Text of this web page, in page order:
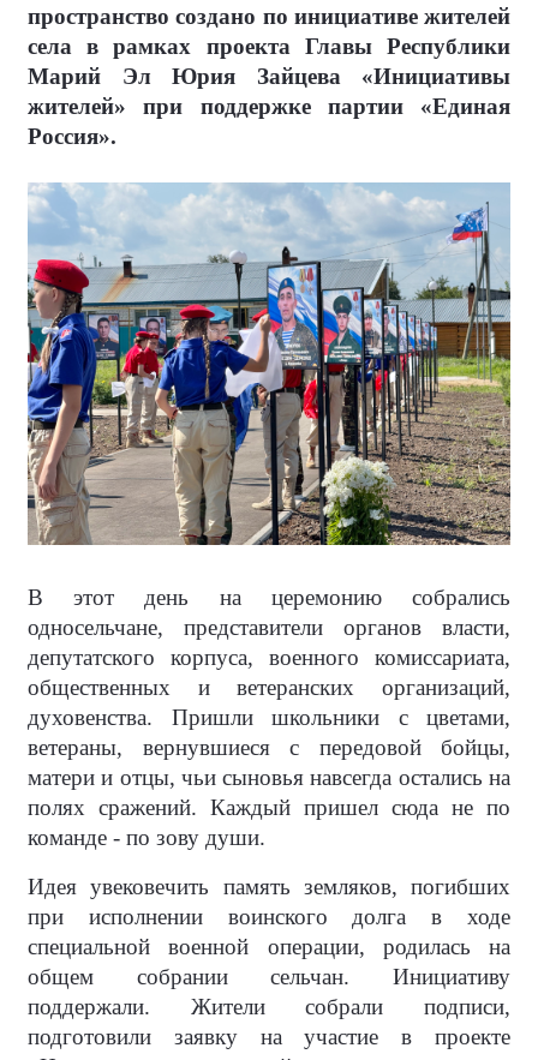
пространство создано по инициативе жителей
села в рамках проекта Главы Республики
Марий Эл Юрия Зайцева «Инициативы
жителей» при поддержке партии «Единая
Россия».
В этот день на церемонию собрались
односельчане, представители органов власти,
депутатского корпуса, военного комиссариата,
общественных и ветеранских организаций,
духовенства. Пришли школьники с цветами,
ветераны, вернувшиеся с передовой бойцы,
матери и отцы, чьи сыновья навсегда остались на
полях сражений. Каждый пришел сюда не по
команде - по зову души.
Идея увековечить память земляков, погибших
при исполнении воинского долга в ходе
специальной военной операции, родилась на
общем собрании сельчан. Инициативу
поддержали. Жители собрали подписи,
подготовили заявку на участие в проекте